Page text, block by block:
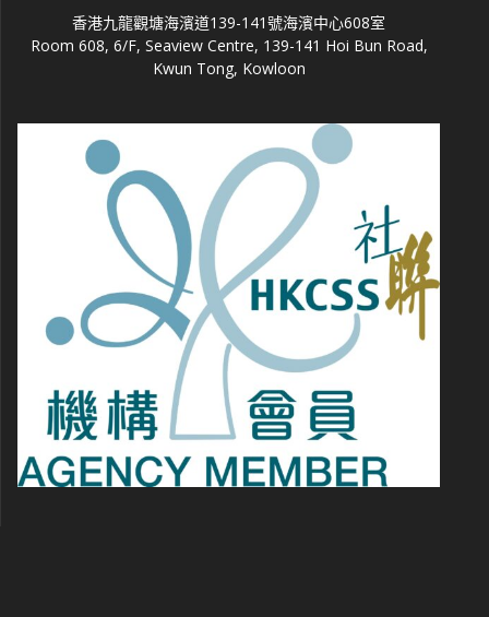
香港九龍觀塘海濱道139-141號海濱中心608室
Room 608, 6/F, Seaview Centre, 139-141 Hoi Bun Road,
Kwun Tong, Kowloon